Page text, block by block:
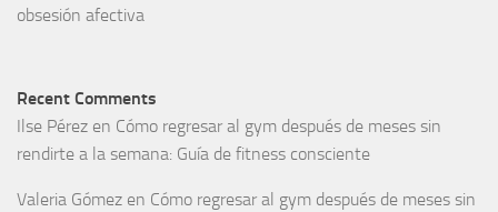
obsesión afectiva
Recent Comments
Ilse Pérez en Cómo regresar al gym después de meses sin
rendirte a la semana: Guía de fitness consciente
Valeria Gómez en Cómo regresar al gym después de meses sin